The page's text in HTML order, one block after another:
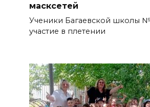
масксетей
Ученики Багаевской школы
участие в плетении